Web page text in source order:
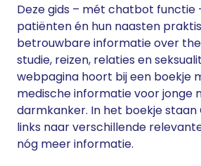
Deze gids – mét chatbot functie
patiënten én hun naasten
betrouwbare informatie over
studie, reizen, relaties en
webpagina hoort bij een boekje
medische informatie voor jonge
darmkanker. In het boekje
links naar verschillende
nóg meer informatie.